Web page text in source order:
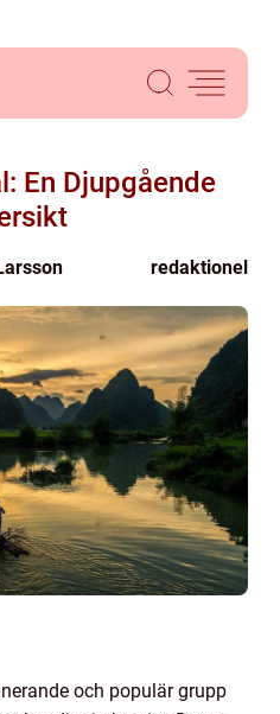
En Djupgående
redaktionel
och populär grupp